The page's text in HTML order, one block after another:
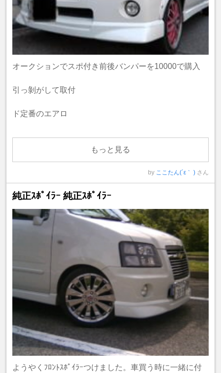
オークションでスポ付き前後バンパーを10000で購入
引っ剝がして取付
ド定番のエアロ
もっと見る
by ここたん(´ε｀ ) さん
純正ｽﾎﾟｲﾗｰ 純正ｽﾎﾟｲﾗｰ
ようやくﾌﾛﾝﾄｽﾎﾟｲﾗｰつけました。車買う時に一緒に付